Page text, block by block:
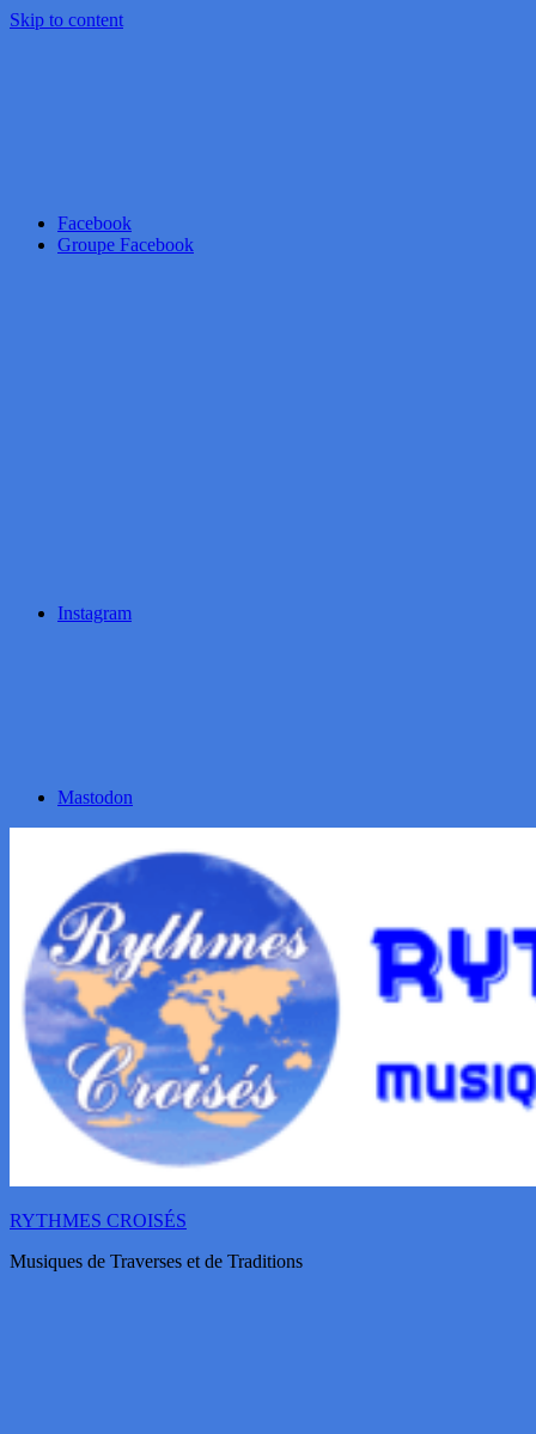
Skip to content
Facebook
Groupe Facebook
Instagram
Mastodon
RYTHMES CROISÉS
Musiques de Traverses et de Traditions